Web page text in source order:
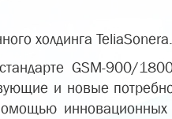
холдинга TeliaSonera.
GSM-900/
и новые